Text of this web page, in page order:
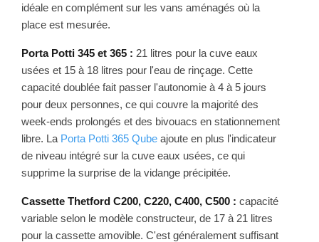
idéale en complément sur les vans aménagés où la
place est mesurée.
Porta Potti 345 et 365 : 21 litres pour la cuve eaux
usées et 15 à 18 litres pour l'eau de rinçage. Cette
capacité doublée fait passer l'autonomie à 4 à 5 jours
pour deux personnes, ce qui couvre la majorité des
week-ends prolongés et des bivouacs en stationnement
libre. La Porta Potti 365 Qube ajoute en plus l'indicateur
de niveau intégré sur la cuve eaux usées, ce qui
supprime la surprise de la vidange précipitée.
Cassette Thetford C200, C220, C400, C500 : capacité
variable selon le modèle constructeur, de 17 à 21 litres
pour la cassette amovible. C'est généralement suffisant